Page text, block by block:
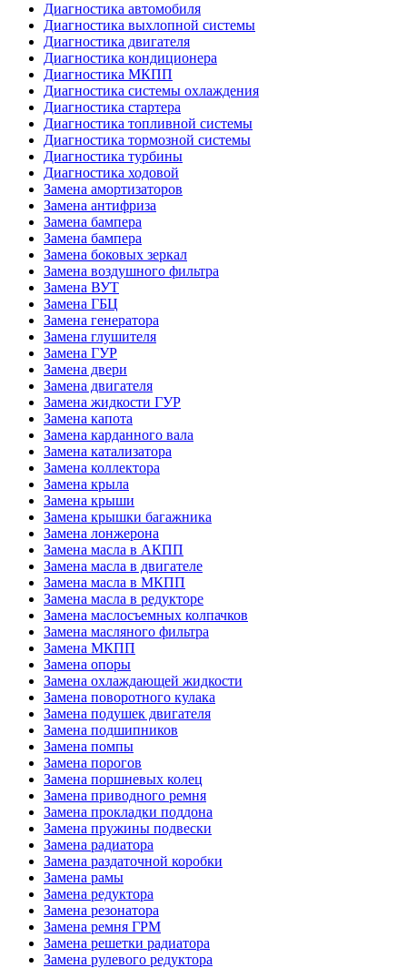
Диагностика автомобиля
Диагностика выхлопной системы
Диагностика двигателя
Диагностика кондиционера
Диагностика МКПП
Диагностика системы охлаждения
Диагностика стартера
Диагностика топливной системы
Диагностика тормозной системы
Диагностика турбины
Диагностика ходовой
Замена амортизаторов
Замена антифриза
Замена бампера
Замена бампера
Замена боковых зеркал
Замена воздушного фильтра
Замена ВУТ
Замена ГБЦ
Замена генератора
Замена глушителя
Замена ГУР
Замена двери
Замена двигателя
Замена жидкости ГУР
Замена капота
Замена карданного вала
Замена катализатора
Замена коллектора
Замена крыла
Замена крыши
Замена крышки багажника
Замена лонжерона
Замена масла в АКПП
Замена масла в двигателе
Замена масла в МКПП
Замена масла в редукторе
Замена маслосъемных колпачков
Замена масляного фильтра
Замена МКПП
Замена опоры
Замена охлаждающей жидкости
Замена поворотного кулака
Замена подушек двигателя
Замена подшипников
Замена помпы
Замена порогов
Замена поршневых колец
Замена приводного ремня
Замена прокладки поддона
Замена пружины подвески
Замена радиатора
Замена раздаточной коробки
Замена рамы
Замена редуктора
Замена резонатора
Замена ремня ГРМ
Замена решетки радиатора
Замена рулевого редуктора